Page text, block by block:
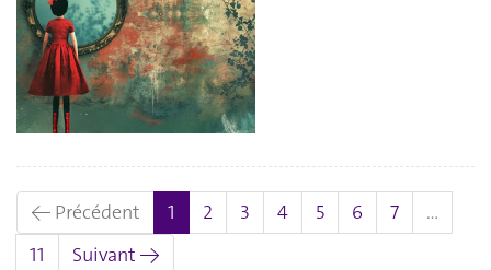
← Précédent 1 (actuel)
2 3 4 5 6 7
…
11
Suivant →